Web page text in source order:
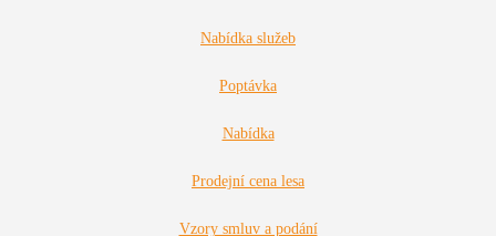
Nabídka služeb
Poptávka
Nabídka
Prodejní cena lesa
Vzory smluv a podání